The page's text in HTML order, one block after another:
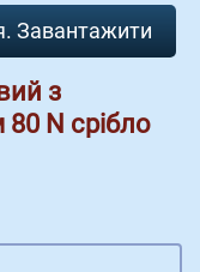
Завантажити
з
N срібло